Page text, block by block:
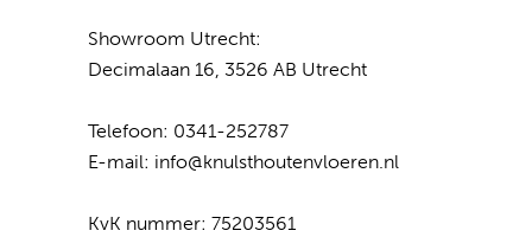
Showroom Utrecht:
Decimalaan 16, 3526 AB Utrecht
Telefoon: 0341-252787
E-mail: info@knulsthoutenvloeren.nl
KvK nummer: 75203561